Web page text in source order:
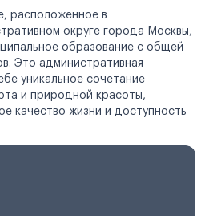
расположенное в
округе города Москвы,
образование с общей
Это административная
уникальное сочетание
и природной красоты,
качество жизни и доступность